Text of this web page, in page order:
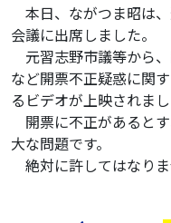
本日、ながつま昭は
会議に出席しました。
元習志野市議等から
など開票不正疑惑に関
るビデオが上映されまし
開票に不正があると
大な問題です。
絶対に許してはなりま